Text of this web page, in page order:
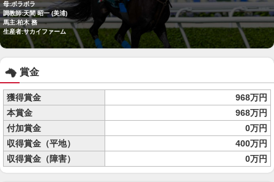
母:ボラボラ
調教師:天間 昭一 (美浦)
馬主:柏木 務
生産者:サカイファーム
賞金
獲得賞金
968万円
本賞金
968万円
付加賞金
0万円
収得賞金（平地）
400万円
収得賞金（障害）
0万円